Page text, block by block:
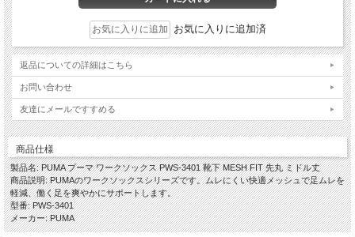
お気に入りに追加済
返品についての詳細はこちら
お問い合わせ
友達にメールですすめる
商品仕様
製品名: PUMA プーマ ワークソックス PWS-3401 靴下 MESH FIT 先丸 ミドル丈
商品説明: PUMAのワークソックスシリーズです。ムレにくい快適メッシュで足ムレを
軽減、働く足を爽やかにサポートします。
型番: PWS-3401
メーカー: PUMA